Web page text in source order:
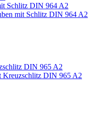
Schlitz DIN 964 A2
mit Schlitz DIN 964 A2
DIN 965 A2
Kreuzschlitz DIN 965 A2